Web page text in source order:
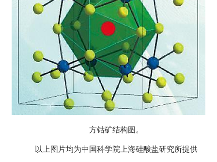
方钴矿结构图。
以上图片均为中国科学院上海硅酸盐研究所提供